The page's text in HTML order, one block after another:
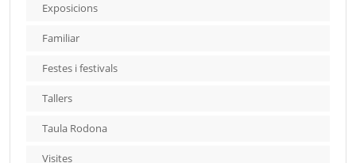
Exposicions
Familiar
Festes i festivals
Tallers
Taula Rodona
Visites